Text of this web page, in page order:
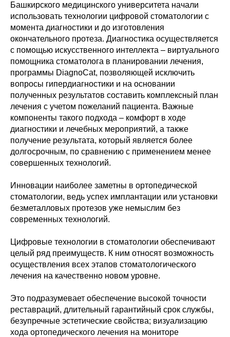
Башкирского медицинского университета начали
использовать технологии цифровой стоматологии с
момента диагностики и до изготовления
окончательного протеза. Диагностика осуществляется
с помощью искусственного интеллекта – виртуального
помощника стоматолога в планировании лечения,
программы DiagnoCat, позволяющей исключить
вопросы гипердиагностики и на основании
полученных результатов составить комплексный план
лечения с учетом пожеланий пациента. Важные
компоненты такого подхода – комфорт в ходе
диагностики и лечебных мероприятий, а также
получение результата, который является более
долгосрочным, по сравнению с применением менее
совершенных технологий.
Инновации наиболее заметны в ортопедической
стоматологии, ведь успех имплантации или установки
безметалловых протезов уже немыслим без
современных технологий.
Цифровые технологии в стоматологии обеспечивают
целый ряд преимуществ. К ним относят возможность
осуществления всех этапов стоматологического
лечения на качественно новом уровне.
Это подразумевает обеспечение высокой точности
реставраций, длительный гарантийный срок службы,
безупречные эстетические свойства; визуализацию
хода ортопедического лечения на мониторе